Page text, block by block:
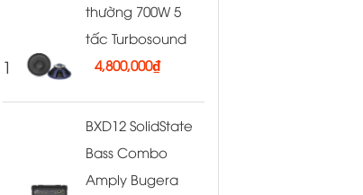
1
thường 700W 5
tấc Turbosound
4,800,000₫
BXD12 SolidState
Bass Combo
Amply Bugera